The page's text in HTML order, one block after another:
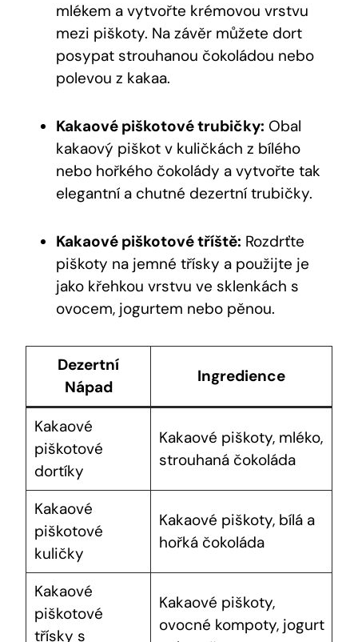
mlékem a vytvořte krémovou vrstvu
mezi piškoty. Na závěr můžete dort
posypat strouhanou čokoládou nebo
polevou z kakaa.
Kakaové piškotové trubičky: Obal
kakaový piškot v kuličkách z bílého
nebo hořkého čokolády a vytvořte tak
elegantní a chutné dezertní trubičky.
Kakaové piškotové tříště: Rozdrťte
piškoty na jemné třísky a použijte je
jako křehkou vrstvu ve sklenkách s
ovocem, jogurtem nebo pěnou.
Dezertní
Nápad
Ingredience
Kakaové
piškotové
dortíky
Kakaové piškoty, mléko,
strouhaná čokoláda
Kakaové
piškotové
kuličky
Kakaové piškoty, bílá a
hořká čokoláda
Kakaové
piškotové
třísky s
Kakaové piškoty,
ovocné kompoty, jogurt